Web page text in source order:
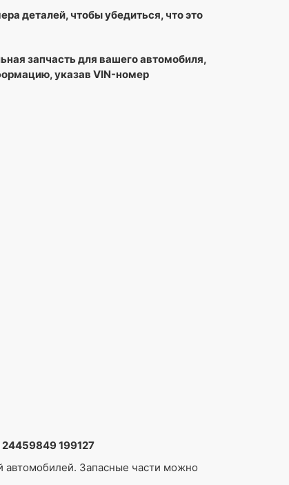
деталей, чтобы убедиться, что это
запчасть для вашего автомобиля,
указав VIN-номер
24459849 199127
автомобилей. Запасные части можно